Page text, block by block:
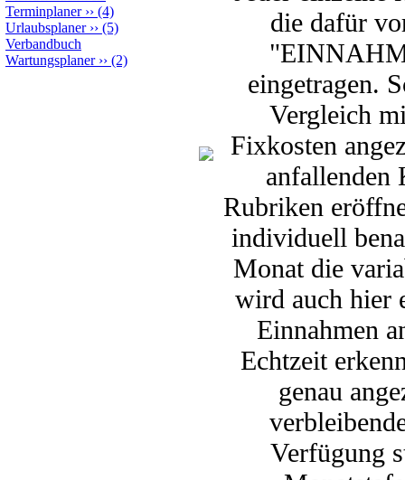
Terminplaner›› (4)
Urlaubsplaner›› (5)
Verbandbuch
Wartungsplaner›› (2)
die dafür
eingetragen.
Vergleich
Fixkosten
anfallenden
Rubriken
individuell
Monat die
wird auch hier
Einnahmen
Echtzeit
genau
Verfügung